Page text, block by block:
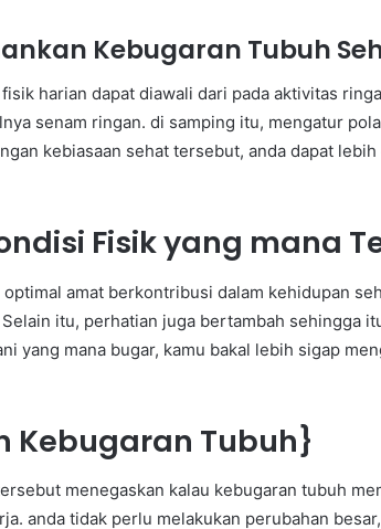
Kebugaran Tubuh
harian dapat diawali dari pada aktivitas
senam ringan. di samping itu, mengatur
kebiasaan sehat tersebut, anda dapat lebih
Fisik yang mana
amat berkontribusi dalam kehidupan
itu, perhatian juga bertambah sehingga
yang mana bugar, kamu bakal lebih sigap
Kebugaran Tubuh}
menegaskan kalau kebugaran tubuh
anda tidak perlu melakukan perubahan